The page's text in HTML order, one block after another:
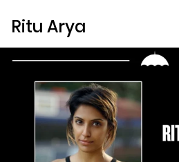
Ritu Arya